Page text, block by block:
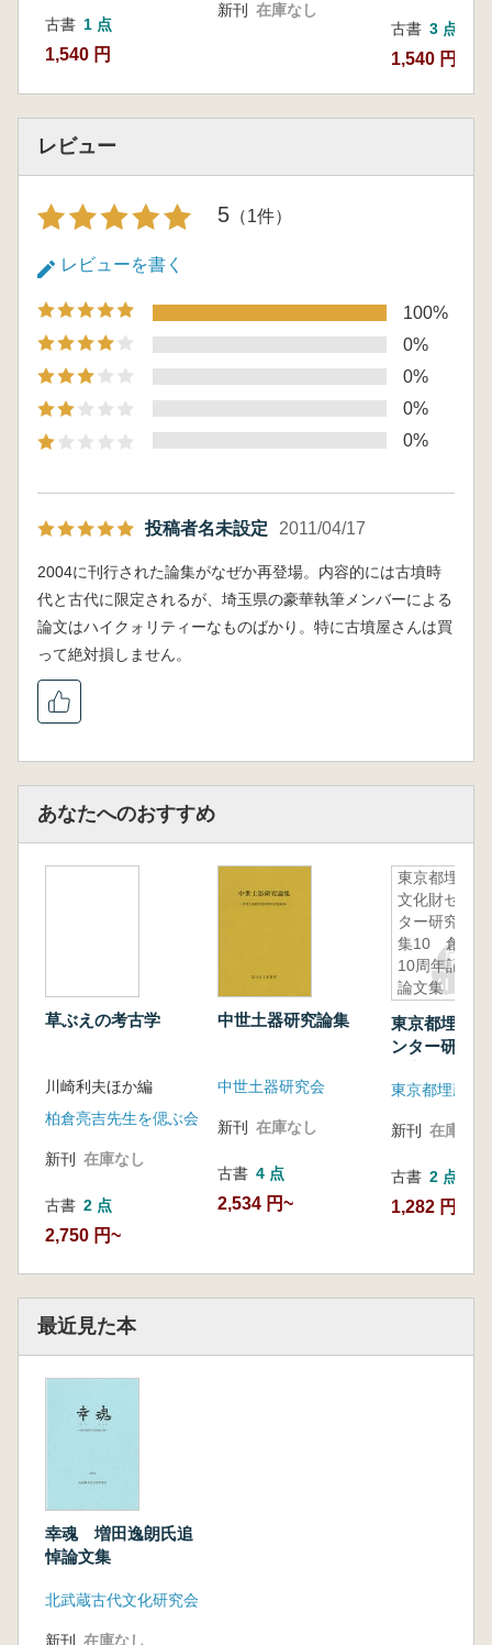
古書 1 点
1,540 円
新刊
在庫なし
古書 3 点
1,540 円~
レビュー
5 （1件）
レビューを書く
100%
0%
0%
0%
0%
投稿者名未設定 2011/04/17
2004に刊行された論集がなぜか再登場。内容的には古墳時
代と古代に限定されるが、埼玉県の豪華執筆メンバーによる
論文はハイクォリティーなものばかり。特に古墳屋さんは買
って絶対損しません。
あなたへのおすすめ
草ぶえの考古学
川崎利夫ほか編
柏倉亮吉先生を偲ぶ会
新刊 在庫なし
古書 2 点
2,750 円~
中世土器研究論集
中世土器研究会
新刊 在庫なし
古書 4 点
2,534 円~
東京都埋蔵
文化財セン
ター研究論
集10 創立
10周年記念
論文集
東京都埋蔵
ンター研究
集
新刊 在庫なし
古書 2 点
1,282 円~
最近見た本
幸魂 増田逸朗氏追
悼論文集
北武蔵古代文化研究会
新刊 在庫なし